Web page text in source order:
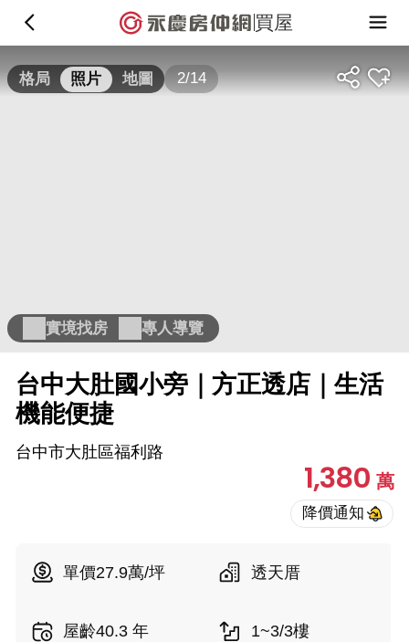
買屋
格局 照片 地圖 2/14
實境找房 專人導覽
台中大肚國小旁｜方正透店｜生活
機能便捷
台中市大肚區福利路
1,380萬
單價27.9萬/坪 透天厝
屋齡40.3 年 1~3/3樓